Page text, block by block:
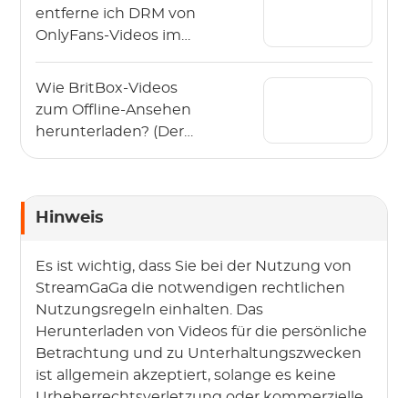
entferne ich DRM von
OnlyFans-Videos im
Wie BritBox-Videos
zum Offline-Ansehen
herunterladen? (Der
Hinweis
Es ist wichtig, dass Sie bei der Nutzung von
StreamGaGa die notwendigen rechtlichen
Nutzungsregeln einhalten. Das
Herunterladen von Videos für die persönliche
Betrachtung und zu Unterhaltungszwecken
ist allgemein akzeptiert, solange es keine